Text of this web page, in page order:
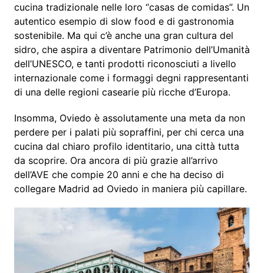
cucina tradizionale nelle loro “casas de comidas”. Un
autentico esempio di slow food e di gastronomia
sostenibile. Ma qui c’è anche una gran cultura del
sidro, che aspira a diventare Patrimonio dell’Umanità
dell’UNESCO, e tanti prodotti riconosciuti a livello
internazionale come i formaggi degni rappresentanti
di una delle regioni casearie più ricche d’Europa.
Insomma, Oviedo è assolutamente una meta da non
perdere per i palati più sopraffini, per chi cerca una
cucina dal chiaro profilo identitario, una città tutta
da scoprire. Ora ancora di più grazie all’arrivo
dell’AVE che compie 20 anni e che ha deciso di
collegare Madrid ad Oviedo in maniera più capillare.